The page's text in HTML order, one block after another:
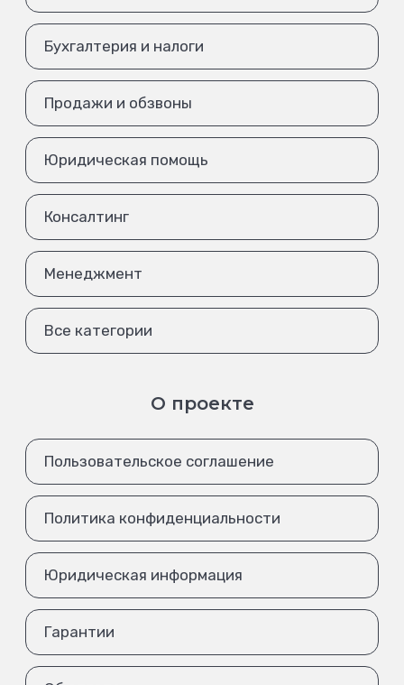
Бухгалтерия и налоги
Продажи и обзвоны
Юридическая помощь
Консалтинг
Менеджмент
Все категории
О проекте
Пользовательское соглашение
Политика конфиденциальности
Юридическая информация
Гарантии